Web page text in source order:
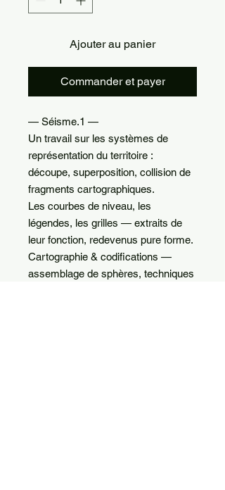
Ajouter au panier
Commander et payer
— Séisme.1 —
Un travail sur les systèmes de
représentation du territoire :
découpe, superposition, collision de
fragments cartographiques.
Les courbes de niveau, les
légendes, les grilles — extraits de
leur fonction, redevenus pure forme.
Cartographie & codifications —
assemblage de sphères, techniques